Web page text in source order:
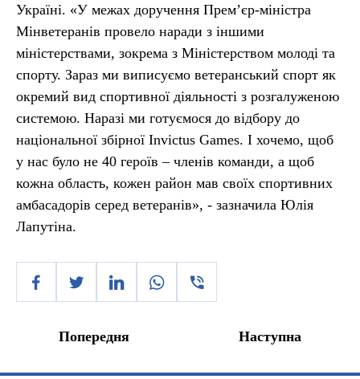
Україні. «У межах доручення Прем’єр-міністра
Мінветеранів провело наради з іншими
міністерствами, зокрема з Міністерством молоді та
спорту. Зараз ми виписуємо ветеранський спорт як
окремий вид спортивної діяльності з розгалуженою
системою. Наразі ми готуємося до відбору до
національної збірної Invictus Games. І хочемо, щоб
у нас було не 40 героїв – членів команди, а щоб
кожна область, кожен район мав своїх спортивних
амбасадорів серед ветеранів», - зазначила Юлія
Лапутіна.
Попередня Наступна